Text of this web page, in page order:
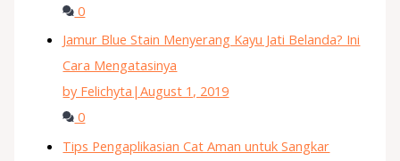
0
Jamur Blue Stain Menyerang Kayu Jati Belanda? Ini
Cara Mengatasinya
by Felichyta |August 1, 2019
0
Tips Pengaplikasian Cat Aman untuk Sangkar